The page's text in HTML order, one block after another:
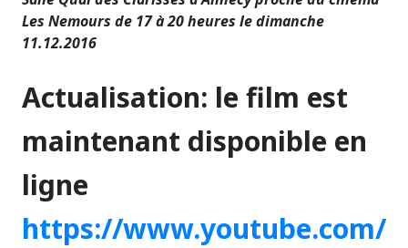
Les Nemours de 17 à 20 heures le dimanche
11.12.2016
Actualisation: le film est
maintenant disponible en
ligne
https://www.youtube.com/